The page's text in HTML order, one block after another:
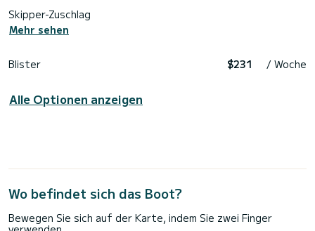
Skipper-Zuschlag
Mehr sehen
Blister $231 / Woche
Alle Optionen anzeigen
Wo befindet sich das Boot?
Bewegen Sie sich auf der Karte, indem Sie zwei Finger